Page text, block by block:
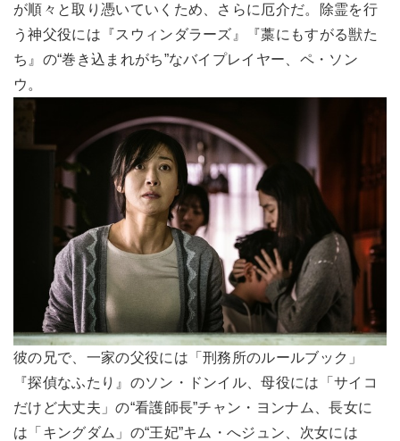
が順々と取り憑いていくため、さらに厄介だ。除霊を行
う神父役には『スウィンダラーズ』『藁にもすがる獣た
ち』の“巻き込まれがち”なバイプレイヤー、ペ・ソン
ウ。
彼の兄で、一家の父役には「刑務所のルールブック」
『探偵なふたり』のソン・ドンイル、母役には「サイコ
だけど大丈夫」の“看護師長”チャン・ヨンナム、長女に
は「キングダム」の“王妃”キム・へジュン、次女には